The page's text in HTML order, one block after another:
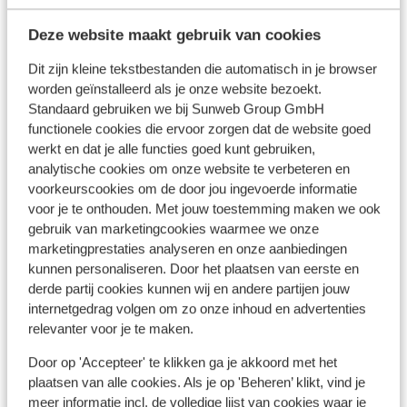
Deze website maakt gebruik van cookies
Dit zijn kleine tekstbestanden die automatisch in je browser
worden geïnstalleerd als je onze website bezoekt.
Standaard gebruiken we bij Sunweb Group GmbH
functionele cookies die ervoor zorgen dat de website goed
werkt en dat je alle functies goed kunt gebruiken,
analytische cookies om onze website te verbeteren en
voorkeurscookies om de door jou ingevoerde informatie
voor je te onthouden. Met jouw toestemming maken we ook
gebruik van marketingcookies waarmee we onze
marketingprestaties analyseren en onze aanbiedingen
kunnen personaliseren. Door het plaatsen van eerste en
derde partij cookies kunnen wij en andere partijen jouw
internetgedrag volgen om zo onze inhoud en advertenties
relevanter voor je te maken.
Door op 'Accepteer' te klikken ga je akkoord met het
plaatsen van alle cookies. Als je op 'Beheren’ klikt, vind je
meer informatie incl. de volledige lijst van cookies waar je
Luchthaven: 37 km
Haven: 1000 m
Bushalte: 200 m
Winkels: 400 m
Restaurant: 400 m
Rustig gelegen
Ook interessant voor jou